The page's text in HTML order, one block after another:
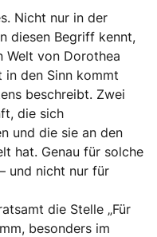
Nicht nur in der
diesen Begriff kennt,
Welt von Dorothea
in den Sinn kommt
beschreibt. Zwei
die sich
und die sie an den
hat. Genau für solche
und nicht nur für
die Stelle „Für
besonders im